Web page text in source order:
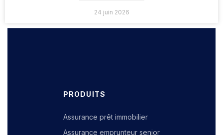
24 juin 2026
PRODUITS
Assurance prêt immobilier
Assurance emprunteur senior